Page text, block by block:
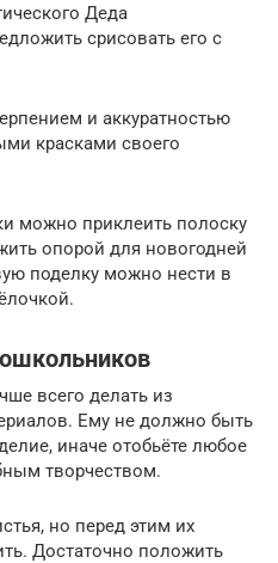
Деда
срисовать его с
и аккуратностью
красками своего
можно приклеить полоску
опорой для новогодней
поделку можно нести в
всего делать из
Ему не должно быть
иначе отобьёте любое
творчеством.
но перед этим их
Достаточно положить